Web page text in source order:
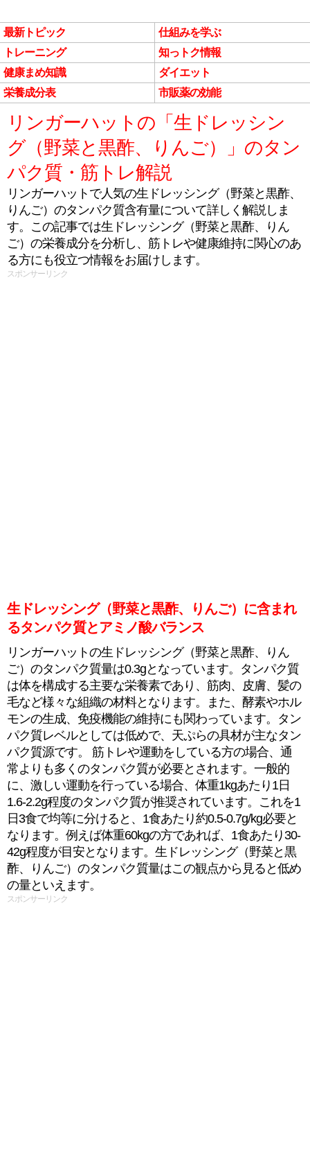
最新トピック
仕組みを学ぶ
トレーニング
知っトク情報
健康まめ知識
ダイエット
栄養成分表
市販薬の効能
リンガーハットの「生ドレッシン
グ（野菜と黒酢、りんご）」のタン
パク質・筋トレ解説
リンガーハットで人気の生ドレッシング（野菜と黒酢、
りんご）のタンパク質含有量について詳しく解説しま
す。この記事では生ドレッシング（野菜と黒酢、りん
ご）の栄養成分を分析し、筋トレや健康維持に関心のあ
る方にも役立つ情報をお届けします。
スポンサーリンク
生ドレッシング（野菜と黒酢、りんご）に含まれ
るタンパク質とアミノ酸バランス
リンガーハットの生ドレッシング（野菜と黒酢、りん
ご）のタンパク質量は0.3gとなっています。タンパク質
は体を構成する主要な栄養素であり、筋肉、皮膚、髪の
毛など様々な組織の材料となります。また、酵素やホル
モンの生成、免疫機能の維持にも関わっています。タン
パク質レベルとしては低めで、天ぷらの具材が主なタン
パク質源です。 筋トレや運動をしている方の場合、通
常よりも多くのタンパク質が必要とされます。一般的
に、激しい運動を行っている場合、体重1kgあたり1日
1.6-2.2g程度のタンパク質が推奨されています。これを1
日3食で均等に分けると、1食あたり約0.5-0.7g/kg必要と
なります。例えば体重60kgの方であれば、1食あたり30-
42g程度が目安となります。生ドレッシング（野菜と黒
酢、りんご）のタンパク質量はこの観点から見ると低め
の量といえます。
スポンサーリンク